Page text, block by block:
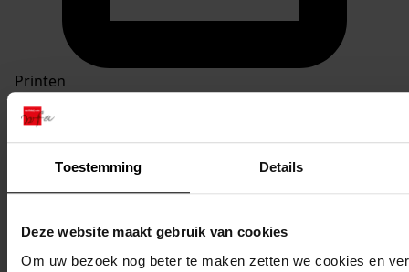
Toestemming Details
Deze website maakt gebruik van cookies
Om uw bezoek nog beter te maken zetten we cookies en
Printen
duurzaam webadres
Inv.nrs. 301-400